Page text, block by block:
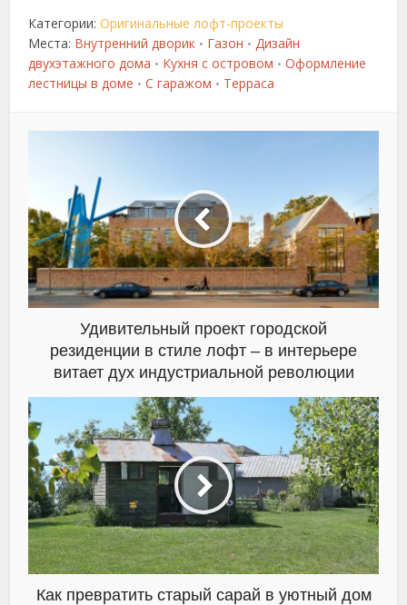
Категории:Оригинальные лофт-проекты
Места: Внутренний дворик • Газон • Дизайн
двухэтажного дома • Кухня с островом • Оформление
лестницы в доме • С гаражом • Терраса
Удивительный проект городской
резиденции в стиле лофт – в интерьере
витает дух индустриальной революции
Как превратить старый сарай в уютный дом